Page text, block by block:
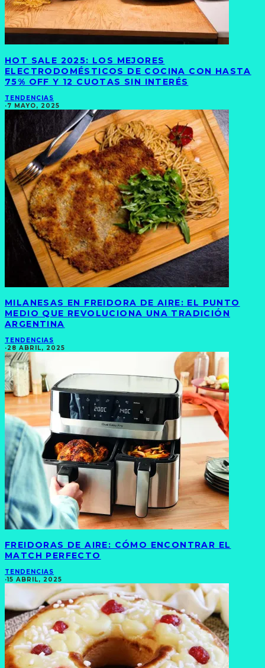
HOT SALE 2025: LOS MEJORES
ELECTRODOMÉSTICOS DE COCINA CON HASTA
75% OFF Y 12 CUOTAS SIN INTERÉS
TENDENCIAS
·7 MAYO, 2025
MILANESAS EN FREIDORA DE AIRE: EL PUNTO
MEDIO QUE REVOLUCIONA UNA TRADICIÓN
ARGENTINA
TENDENCIAS
·28 ABRIL, 2025
FREIDORAS DE AIRE: CÓMO ENCONTRAR EL
MATCH PERFECTO
TENDENCIAS
·15 ABRIL, 2025